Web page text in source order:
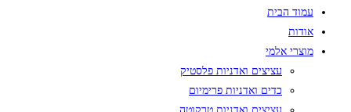
עמוד הבית
אודות
מוצרי אלמי
עציצים ואדניות פלסטיק
כדים ואדניות פרימיום